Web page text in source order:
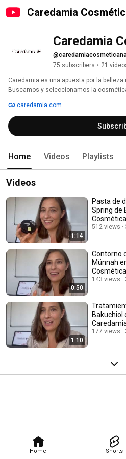
Caredamia
Home Shorts
Caredamia
75 subscribers • 21
Caredamia es una apuesta por la belleza
Buscamos y seleccionamos la
caredamia.com
Home Videos Playlists
Videos
1:14
Pasta de
Spring de
512 views
0:50
Contorno
Münnah
143 views
1:10
Bakuchiol
177 views